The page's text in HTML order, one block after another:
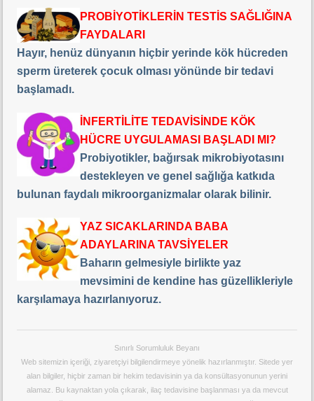
PROBİYOTİKLERİN TESTİS SAĞLIĞINA
FAYDALARI
Hayır, henüz dünyanın hiçbir yerinde kök hücreden
sperm üreterek çocuk olması yönünde bir tedavi
başlamadı.
İNFERTİLİTE TEDAVİSİNDE KÖK
HÜCRE UYGULAMASI BAŞLADI MI?
Probiyotikler, bağırsak mikrobiyotasını
destekleyen ve genel sağlığa katkıda
bulunan faydalı mikroorganizmalar olarak bilinir.
YAZ SICAKLARINDA BABA
ADAYLARINA TAVSİYELER
Baharın gelmesiyle birlikte yaz
mevsimini de kendine has güzellikleriyle
karşılamaya hazırlanıyoruz.
Sınırlı Sorumluluk Beyanı
Web sitemizin içeriği, ziyaretçiyi bilgilendirmeye yönelik hazırlanmıştır. Sitede yer
alan bilgiler, hiçbir zaman bir hekim tedavisinin ya da konsültasyonunun yerini
alamaz. Bu kaynaktan yola çıkarak, ilaç tedavisine başlanması ya da mevcut